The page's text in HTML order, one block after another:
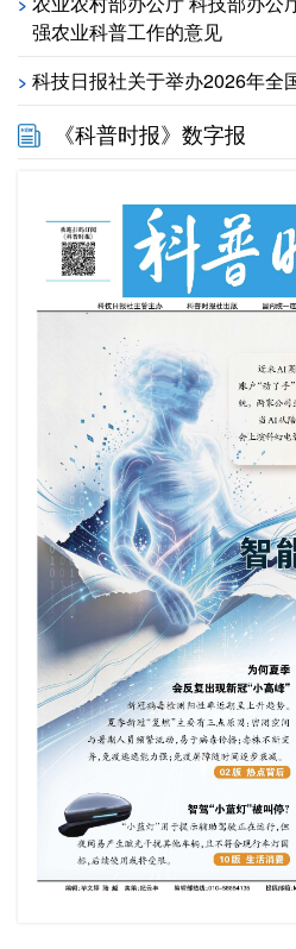
强农业科普工作的意见
> 科技日报社关于举办2026年全
《科普时报》数字报